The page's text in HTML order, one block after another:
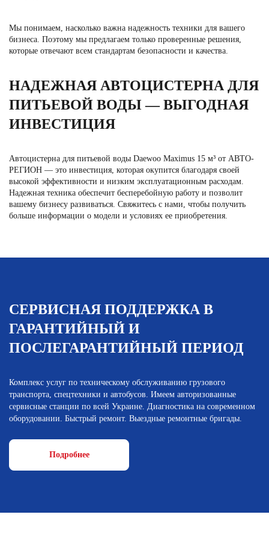
Мы понимаем, насколько важна надежность техники для вашего
бизнеса. Поэтому мы предлагаем только проверенные решения,
которые отвечают всем стандартам безопасности и качества.
НАДЕЖНАЯ АВТОЦИСТЕРНА ДЛЯ
ПИТЬЕВОЙ ВОДЫ — ВЫГОДНАЯ
ИНВЕСТИЦИЯ
Автоцистерна для питьевой воды Daewoo Maximus 15 м³ от АВТО-
РЕГИОН — это инвестиция, которая окупится благодаря своей
высокой эффективности и низким эксплуатационным расходам.
Надежная техника обеспечит бесперебойную работу и позволит
вашему бизнесу развиваться. Свяжитесь с нами, чтобы получить
больше информации о модели и условиях ее приобретения.
СЕРВИСНАЯ ПОДДЕРЖКА В
ГАРАНТИЙНЫЙ И
ПОСЛЕГАРАНТИЙНЫЙ ПЕРИОД
Комплекс услуг по техническому обслуживанию грузового
транспорта, спецтехники и автобусов. Имеем авторизованные
сервисные станции по всей Украине. Диагностика на современном
оборудовании. Быстрый ремонт. Выездные ремонтные бригады.
Подробнее